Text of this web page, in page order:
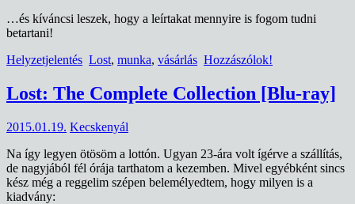
…és kíváncsi leszek, hogy a leírtakat mennyire is fogom tudni
betartani!
Helyzetjelentés Lost, munka, vásárlás Hozzászólok!
Lost: The Complete Collection [Blu-ray]
2015.01.19. Kecskenyál
Na így legyen ötösöm a lottón. Ugyan 23-ára volt ígérve a szállítás,
de nagyjából fél órája tarthatom a kezemben. Mivel egyébként sincs
kész még a reggelim szépen belemélyedtem, hogy milyen is a
kiadvány: